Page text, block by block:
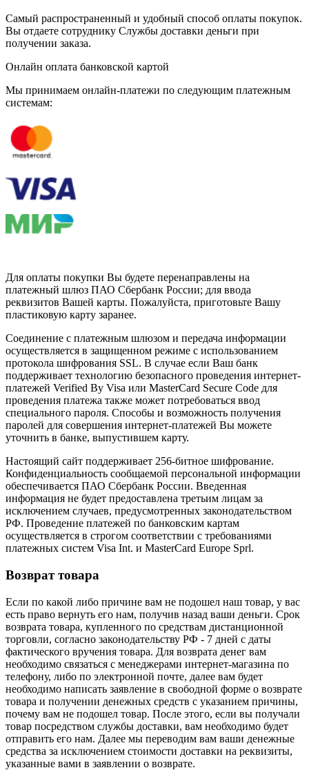
Самый распространенный и удобный способ оплаты покупок.
Вы отдаете сотруднику Службы доставки деньги при
получении заказа.
Онлайн оплата банковской картой
Мы принимаем онлайн-платежи по cледующим платежным
системам:
Для оплаты покупки Вы будете перенаправлены на
платежный шлюз ПАО Сбербанк России; для ввода
реквизитов Вашей карты. Пожалуйста, приготовьте Вашу
пластиковую карту заранее.
Соединение с платежным шлюзом и передача информации
осуществляется в защищенном режиме с использованием
протокола шифрования SSL. В случае если Ваш банк
поддерживает технологию безопасного проведения интернет-
платежей Verified By Visa или MasterCard Secure Code для
проведения платежа также может потребоваться ввод
специального пароля. Способы и возможность получения
паролей для совершения интернет-платежей Вы можете
уточнить в банке, выпустившем карту.
Настоящий сайт поддерживает 256-битное шифрование.
Конфиденциальность сообщаемой персональной информации
обеспечивается ПАО Сбербанк России. Введенная
информация не будет предоставлена третьим лицам за
исключением случаев, предусмотренных законодательством
РФ. Проведение платежей по банковским картам
осуществляется в строгом соответствии с требованиями
платежных систем Visa Int. и MasterCard Europe Sprl.
Возврат товара
Если по какой либо причине вам не подошел наш товар, у вас
есть право вернуть его нам, получив назад ваши деньги. Срок
возврата товара, купленного по средствам дистанционной
торговли, согласно законодательству РФ - 7 дней с даты
фактического вручения товара. Для возврата денег вам
необходимо связаться с менеджерами интернет-магазина по
телефону, либо по электронной почте, далее вам будет
необходимо написать заявление в свободной форме о возврате
товара и получении денежных средств с указанием причины,
почему вам не подошел товар. После этого, если вы получали
товар посредством службы доставки, вам необходимо будет
отправить его нам. Далее мы переводим вам ваши денежные
средства за исключением стоимости доставки на реквизиты,
указанные вами в заявлении о возврате.